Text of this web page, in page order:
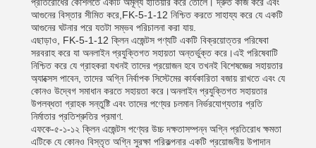
আগুনের বিস্তার সীমিত করে,FK-5-1-12 নিশ্চিত করতে সাহায্য করে যে একটি
আগুনের ঘটনার পরে যতটা সম্ভব পরিচালনা করা যায়.
এছাড়াও, FK-5-1-12 ক্লিন এজেন্টস পণ্যটি একটি বিক্রয়োত্তর পরিষেবা
সরবরাহ করে যা অনলাইন প্রযুক্তিগত সহায়তা অন্তর্ভুক্ত করে।এই পরিষেবাটি
নিশ্চিত করে যে গ্রাহকরা যখনই তাদের প্রয়োজন হবে তখনই বিশেষজ্ঞের সহায়তার
অ্যাক্সেস পাবেন, তাদের অগ্নি নির্বাপক সিস্টেমের কার্যকারিতা বজায় রাখতে এবং যে
কোনও উদ্বেগ সমাধান করতে সহায়তা করে।অনলাইন প্রযুক্তিগত সহায়তার
উপলব্ধতা গ্রাহক সন্তুষ্টি এবং তাদের পণ্যের চলমান নির্ভরযোগ্যতার প্রতি
নির্মাতার প্রতিশ্রুতির প্রমাণ.
এফকে-৫-১-১২ ক্লিন এজেন্টস পণ্যের উচ্চ দক্ষতাসম্পন্ন অগ্নি প্রতিরোধ ক্ষমতা
এটিকে যে কোনও বিস্তৃত অগ্নি সুরক্ষা পরিকল্পনার একটি প্রয়োজনীয় উপাদান